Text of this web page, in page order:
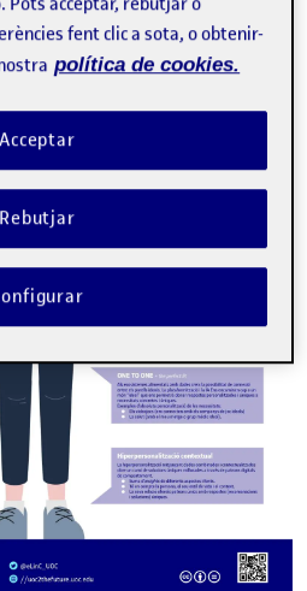
fent clic a sota, o obtenir-
política de cookies.
Rebutjar
Acceptar